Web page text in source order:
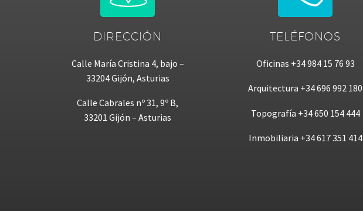
DIRECCIÓN
Calle María Cristina 4, bajo –
33204 Gijón, Asturias
Calle Cabrales nº 31, 9º B,
33201 Gijón – Asturias
TELÉFONOS
Oficinas +34 984 15 76 93
Arquitectura +34 696 992 180
Topografía +34 650 154 444
Inmobiliaria +34 617 351 414